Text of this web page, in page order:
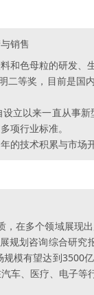
销售
和色母粒的研发、
二等奖，目前是
立以来一直从事
项行业标准。
的技术积累与市
，在多个领域展现
规划咨询综合研
模有望达到3500
车、医疗、电子